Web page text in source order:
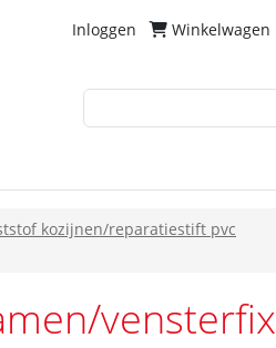
Inloggen Winkelwagen
kozijnen/reparatiestift pvc
vensterfix